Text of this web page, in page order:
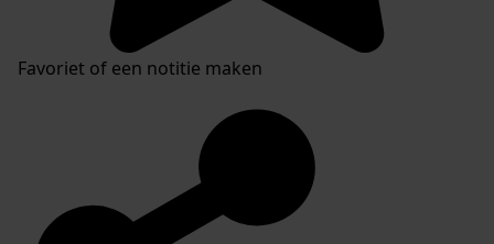
Favoriet of een notitie maken